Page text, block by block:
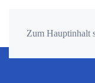
Zum Hauptinhalt